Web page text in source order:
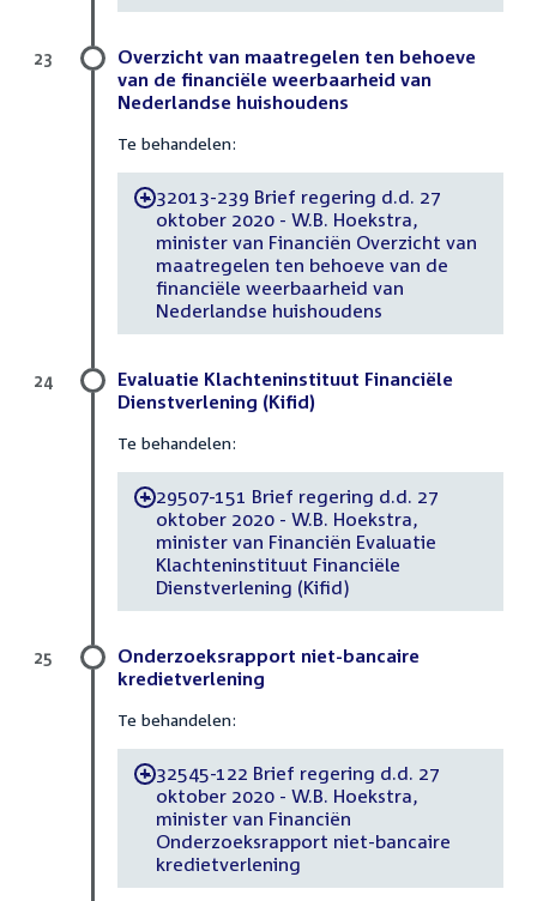
Overzicht van maatregelen ten behoeve
van de financiële weerbaarheid van
Nederlandse huishoudens
Te behandelen:
-32013-239 Brief regering d.d. 27
oktober 2020 - W.B. Hoekstra,
minister van Financiën Overzicht van
maatregelen ten behoeve van de
financiële weerbaarheid van
Nederlandse huishoudens
23
Evaluatie Klachteninstituut Financiële
Dienstverlening (Kifid)
Te behandelen:
-29507-151 Brief regering d.d. 27
oktober 2020 - W.B. Hoekstra,
minister van Financiën Evaluatie
Klachteninstituut Financiële
Dienstverlening (Kifid)
24
Onderzoeksrapport niet-bancaire
kredietverlening
Te behandelen:
-32545-122 Brief regering d.d. 27
oktober 2020 - W.B. Hoekstra,
minister van Financiën
Onderzoeksrapport niet-bancaire
kredietverlening
25